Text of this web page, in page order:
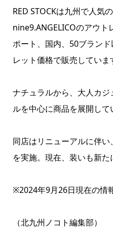
RED STOCKは九州で人気
nine9.ANGELICOのアウト
ポート、国内、50ブラン
レット価格で販売していま
ナチュラルから、大人カ
ルを中心に商品を展開して
同店はリニューアルに伴
を実施。現在、装いも新た
※2024年9月26日現在の情
（北九州ノコト編集部）